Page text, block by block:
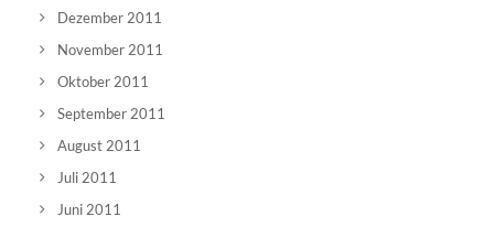
Dezember 2011
November 2011
Oktober 2011
September 2011
August 2011
Juli 2011
Juni 2011